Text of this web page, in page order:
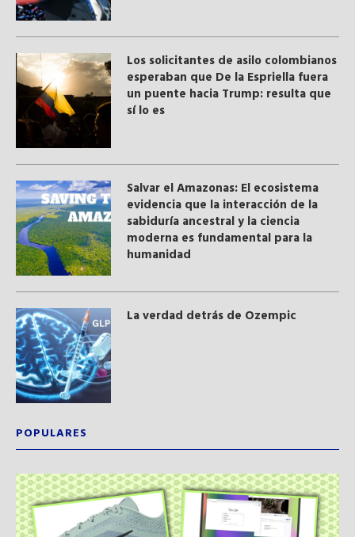
Los solicitantes de asilo colombianos
esperaban que De la Espriella fuera
un puente hacia Trump: resulta que
sí lo es
Salvar el Amazonas: El ecosistema
evidencia que la interacción de la
sabiduría ancestral y ​la ciencia
moderna​ es fundamental para la
humanidad
La verdad detrás de Ozempic
POPULARES